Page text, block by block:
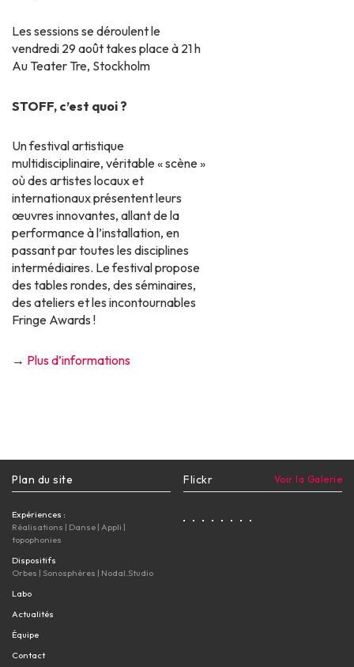
Les sessions se déroulent le
vendredi 29 août takes place à 21 h
Au Teater Tre, Stockholm
STOFF, c’est quoi ?
Un festival artistique
multidisciplinaire, véritable « scène »
où des artistes locaux et
internationaux présentent leurs
œuvres innovantes, allant de la
performance à l’installation, en
passant par toutes les disciplines
intermédiaires. Le festival propose
des tables rondes, des séminaires,
des ateliers et les incontournables
Fringe Awards !
→ Plus d’informations
Plan du site
Expériences :
Réalisations | Danse | Appli |
topophonies
Dispositifs
Orbes | Sonosphères | Nodal.Studio
Labo
Actualités
Équipe
Contact
Flickr Voir la Galerie